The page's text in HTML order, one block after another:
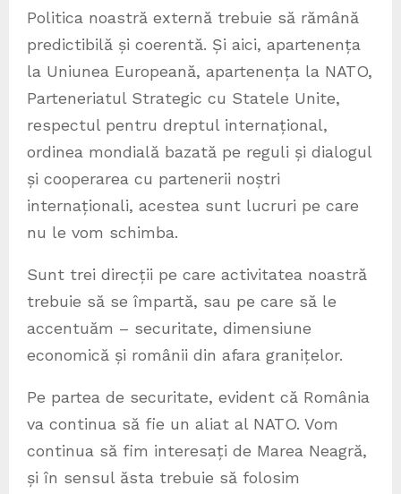
Politica noastră externă trebuie să rămână
predictibilă și coerentă. Și aici, apartenența
la Uniunea Europeană, apartenența la NATO,
Parteneriatul Strategic cu Statele Unite,
respectul pentru dreptul internațional,
ordinea mondială bazată pe reguli și dialogul
și cooperarea cu partenerii noștri
internaționali, acestea sunt lucruri pe care
nu le vom schimba.
Sunt trei direcții pe care activitatea noastră
trebuie să se împartă, sau pe care să le
accentuăm – securitate, dimensiune
economică și românii din afara granițelor.
Pe partea de securitate, evident că România
va continua să fie un aliat al NATO. Vom
continua să fim interesați de Marea Neagră,
și în sensul ăsta trebuie să folosim